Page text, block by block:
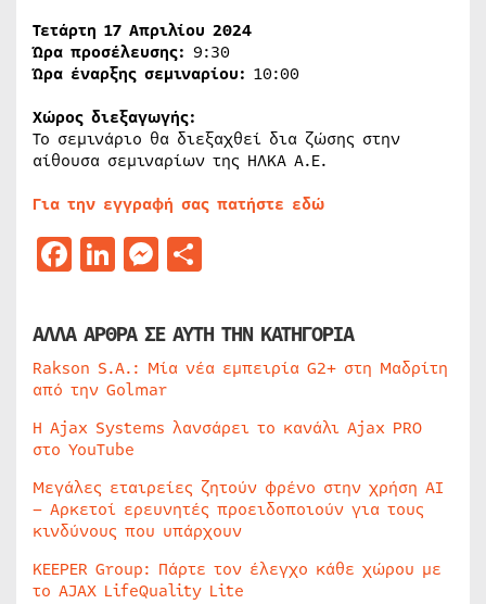
Τετάρτη 17 Απριλίου 2024
Ώρα προσέλευσης: 9:30
Ώρα έναρξης σεμιναρίου: 10:00
Χώρος διεξαγωγής:
Το σεμινάριο θα διεξαχθεί δια ζώσης στην
αίθουσα σεμιναρίων της ΗΛΚΑ Α.Ε.
Για την εγγραφή σας πατήστε εδώ
Facebook
LinkedIn
Messenger
ΑΛΛΑ ΑΡΘΡΑ ΣΕ ΑΥΤΗ ΤΗΝ ΚΑΤΗΓΟΡΙΑ
Rakson S.A.: Μία νέα εμπειρία G2+ στη Μαδρίτη
από την Golmar
Η Ajax Systems λανσάρει το κανάλι Ajax PRO
στο YouTube
Μεγάλες εταιρείες ζητούν φρένο στην χρήση AI
– Αρκετοί ερευνητές προειδοποιούν για τους
κινδύνους που υπάρχουν
KEEPER Group: Πάρτε τον έλεγχο κάθε χώρου με
το AJAX LifeQuality Lite